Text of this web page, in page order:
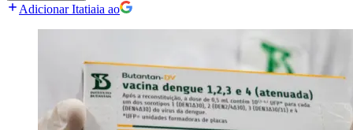
Adicionar Itatiaia ao